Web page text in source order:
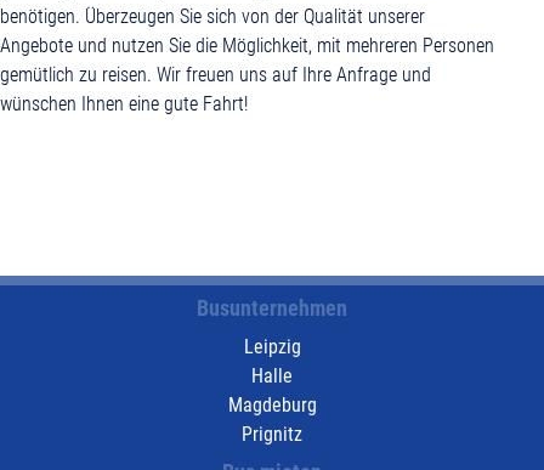
benötigen. Überzeugen Sie sich von der Qualität unserer
Angebote und nutzen Sie die Möglichkeit, mit mehreren Personen
gemütlich zu reisen. Wir freuen uns auf Ihre Anfrage und
wünschen Ihnen eine gute Fahrt!
Busunternehmen
Leipzig
Halle
Magdeburg
Prignitz